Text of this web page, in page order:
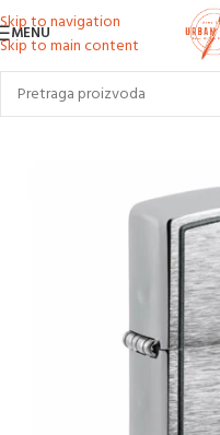
Skip to navigation
Skip to main content
MENU